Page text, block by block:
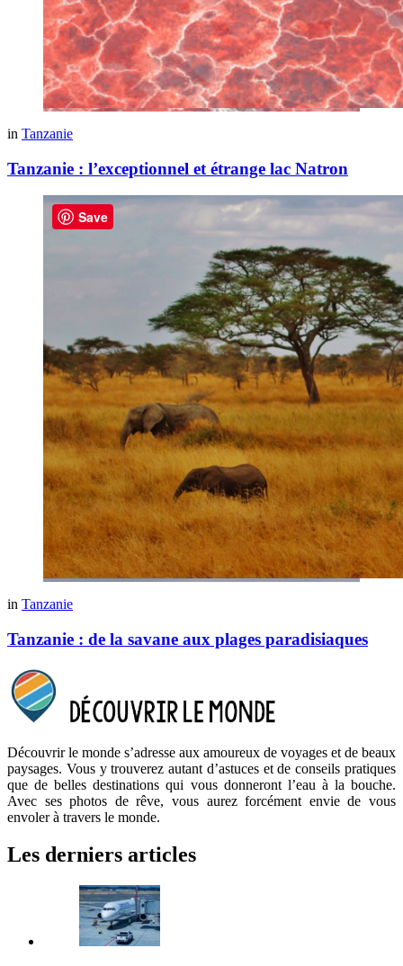
in Tanzanie
Tanzanie : l’exceptionnel et étrange lac Natron
in Tanzanie
Tanzanie : de la savane aux plages paradisiaques
Découvrir le monde s’adresse aux amoureux de voyages et de beaux
paysages. Vous y trouverez autant d’astuces et de conseils pratiques
que de belles destinations qui vous donneront l’eau à la bouche.
Avec ses photos de rêve, vous aurez forcément envie de vous
envoler à travers le monde.
Les derniers articles
Save